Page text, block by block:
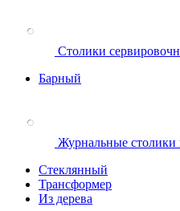
Столики
Барный
Журнальные столики
Стеклянный
Трансформер
Из дерева